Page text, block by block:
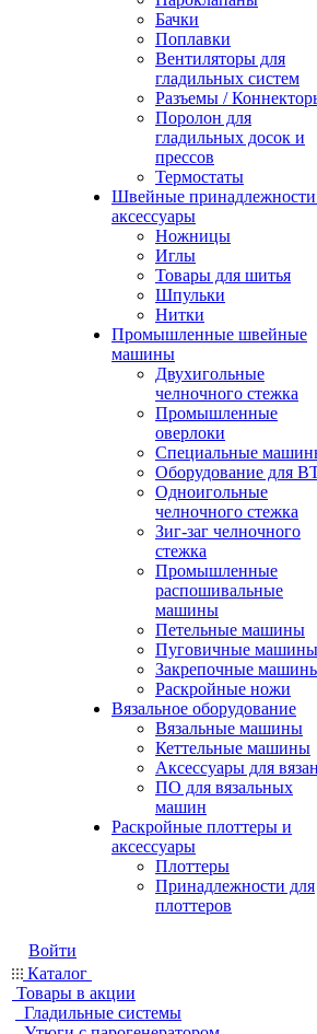
Бачки
Поплавки
Вентиляторы для
гладильных систем
Разъемы /
Поролон для
гладильных досок и
прессов
Термостаты
Швейные
аксессуары
Ножницы
Иглы
Товары для шитья
Шпульки
Нитки
Промышленные швейные
машины
Двухигольные
челночного стежка
Промышленные
оверлоки
Специальные
Оборудование для
Одноигольные
челночного стежка
Зиг-заг челночного
стежка
Промышленные
распошивальные
машины
Петельные машины
Пуговичные машины
Закрепочные
Раскройные ножи
Вязальное оборудование
Вязальные машины
Кеттельные машины
Аксессуары для
ПО для вязальных
машин
Раскройные плоттеры и
аксессуары
Плоттеры
Принадлежности для
плоттеров
Войти
Каталог
Товары в акции
Гладильные системы